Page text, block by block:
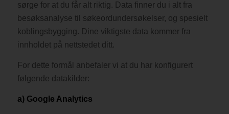
sørge for at du får alt riktig. Data finner du i alt fra
besøksanalyse til søkeordundersøkelser, og spesielt
koblingsbygging. Dine viktigste data kommer fra
innholdet på nettstedet ditt.
For dette formål anbefaler vi at du har konfigurert
følgende datakilder:
a) Google Analytics